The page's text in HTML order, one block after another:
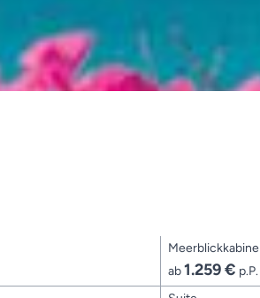
Meerblickkabine
ab1.259 € p.P.